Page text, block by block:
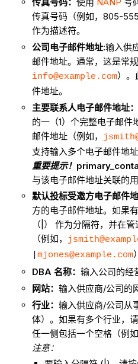
传真号码（例如，805-
作为描述符。
公司电子邮件地址:输入供
邮件地址。通常，这是常
info@example.com）。
件地址。
主要联系人电子邮件地址：
的一（1）个完整电子邮
邮件地址（例如，
支持输入多个电子邮件地址
重要提示！
与该电子邮件地址关联的
默认投标受邀方电子邮件
方的电子邮件地址。如果
（|） 作为分隔符，并在
（例如，
mjones@example.com
DBA 名称： 输入公司的经
网站： 输入供应商/公司的
行业： 输入供应商/公司从
体）。如果有多个行业，
任一侧包括一个空格（例
注意：